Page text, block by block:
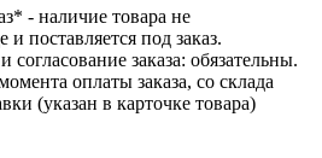
- наличие товара не
и поставляется под заказ.
заказа: обязательны.
оплаты заказа, со склада
(указан в карточке товара)